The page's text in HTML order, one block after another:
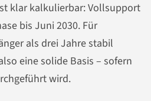
klar kalkulierbar: Vollsupport
bis Juni 2030. Für
als drei Jahre stabil
eine solide Basis – sofern
wird.